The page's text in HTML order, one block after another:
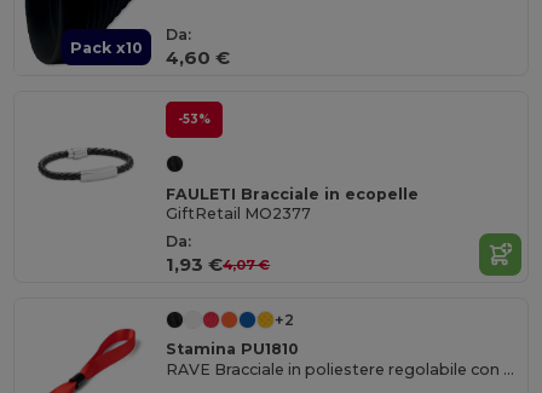
Pack x10
Da:
4,60 €
-53%
FAULETI Bracciale in ecopelle
GiftRetail MO2377
Da:
1,93 €4,07 €
+2
Stamina PU1810
RAVE Bracciale in poliestere regolabile con chiusura di sicurezza